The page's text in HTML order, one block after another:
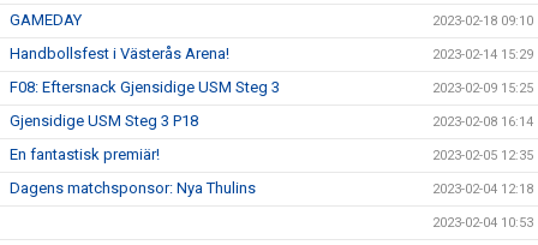
GAMEDAY 2023-02-18 09:10
Handbollsfest i Västerås Arena! 2023-02-14 15:29
F08: Eftersnack Gjensidige USM Steg 3 2023-02-09 15:25
Gjensidige USM Steg 3 P18 2023-02-08 16:14
En fantastisk premiär! 2023-02-05 12:35
Dagens matchsponsor: Nya Thulins 2023-02-04 12:18
2023-02-04 10:53